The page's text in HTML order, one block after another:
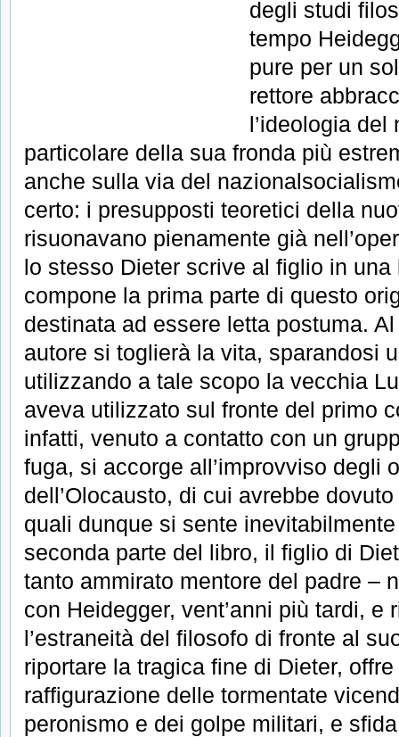
degli studi
tempo
pure per un
rettore
l’ideologia del
particolare della sua fronda più
anche sulla via del
certo: i presupposti teoretici della
risuonavano pienamente già
lo stesso Dieter scrive al figlio in una
compone la prima parte di questo
destinata ad essere letta postuma.
autore si toglierà la vita, sparandosi
utilizzando a tale scopo la vecchia
aveva utilizzato sul fronte del primo
infatti, venuto a contatto con un
fuga, si accorge all’improvviso degli
dell’Olocausto, di cui avrebbe
quali dunque si sente
seconda parte del libro, il figlio di
tanto ammirato mentore del padre –
con Heidegger, vent’anni più tardi, e
l’estraneità del filosofo di fronte al
riportare la tragica fine di Dieter,
raffigurazione delle tormentate
peronismo e dei golpe militari, e